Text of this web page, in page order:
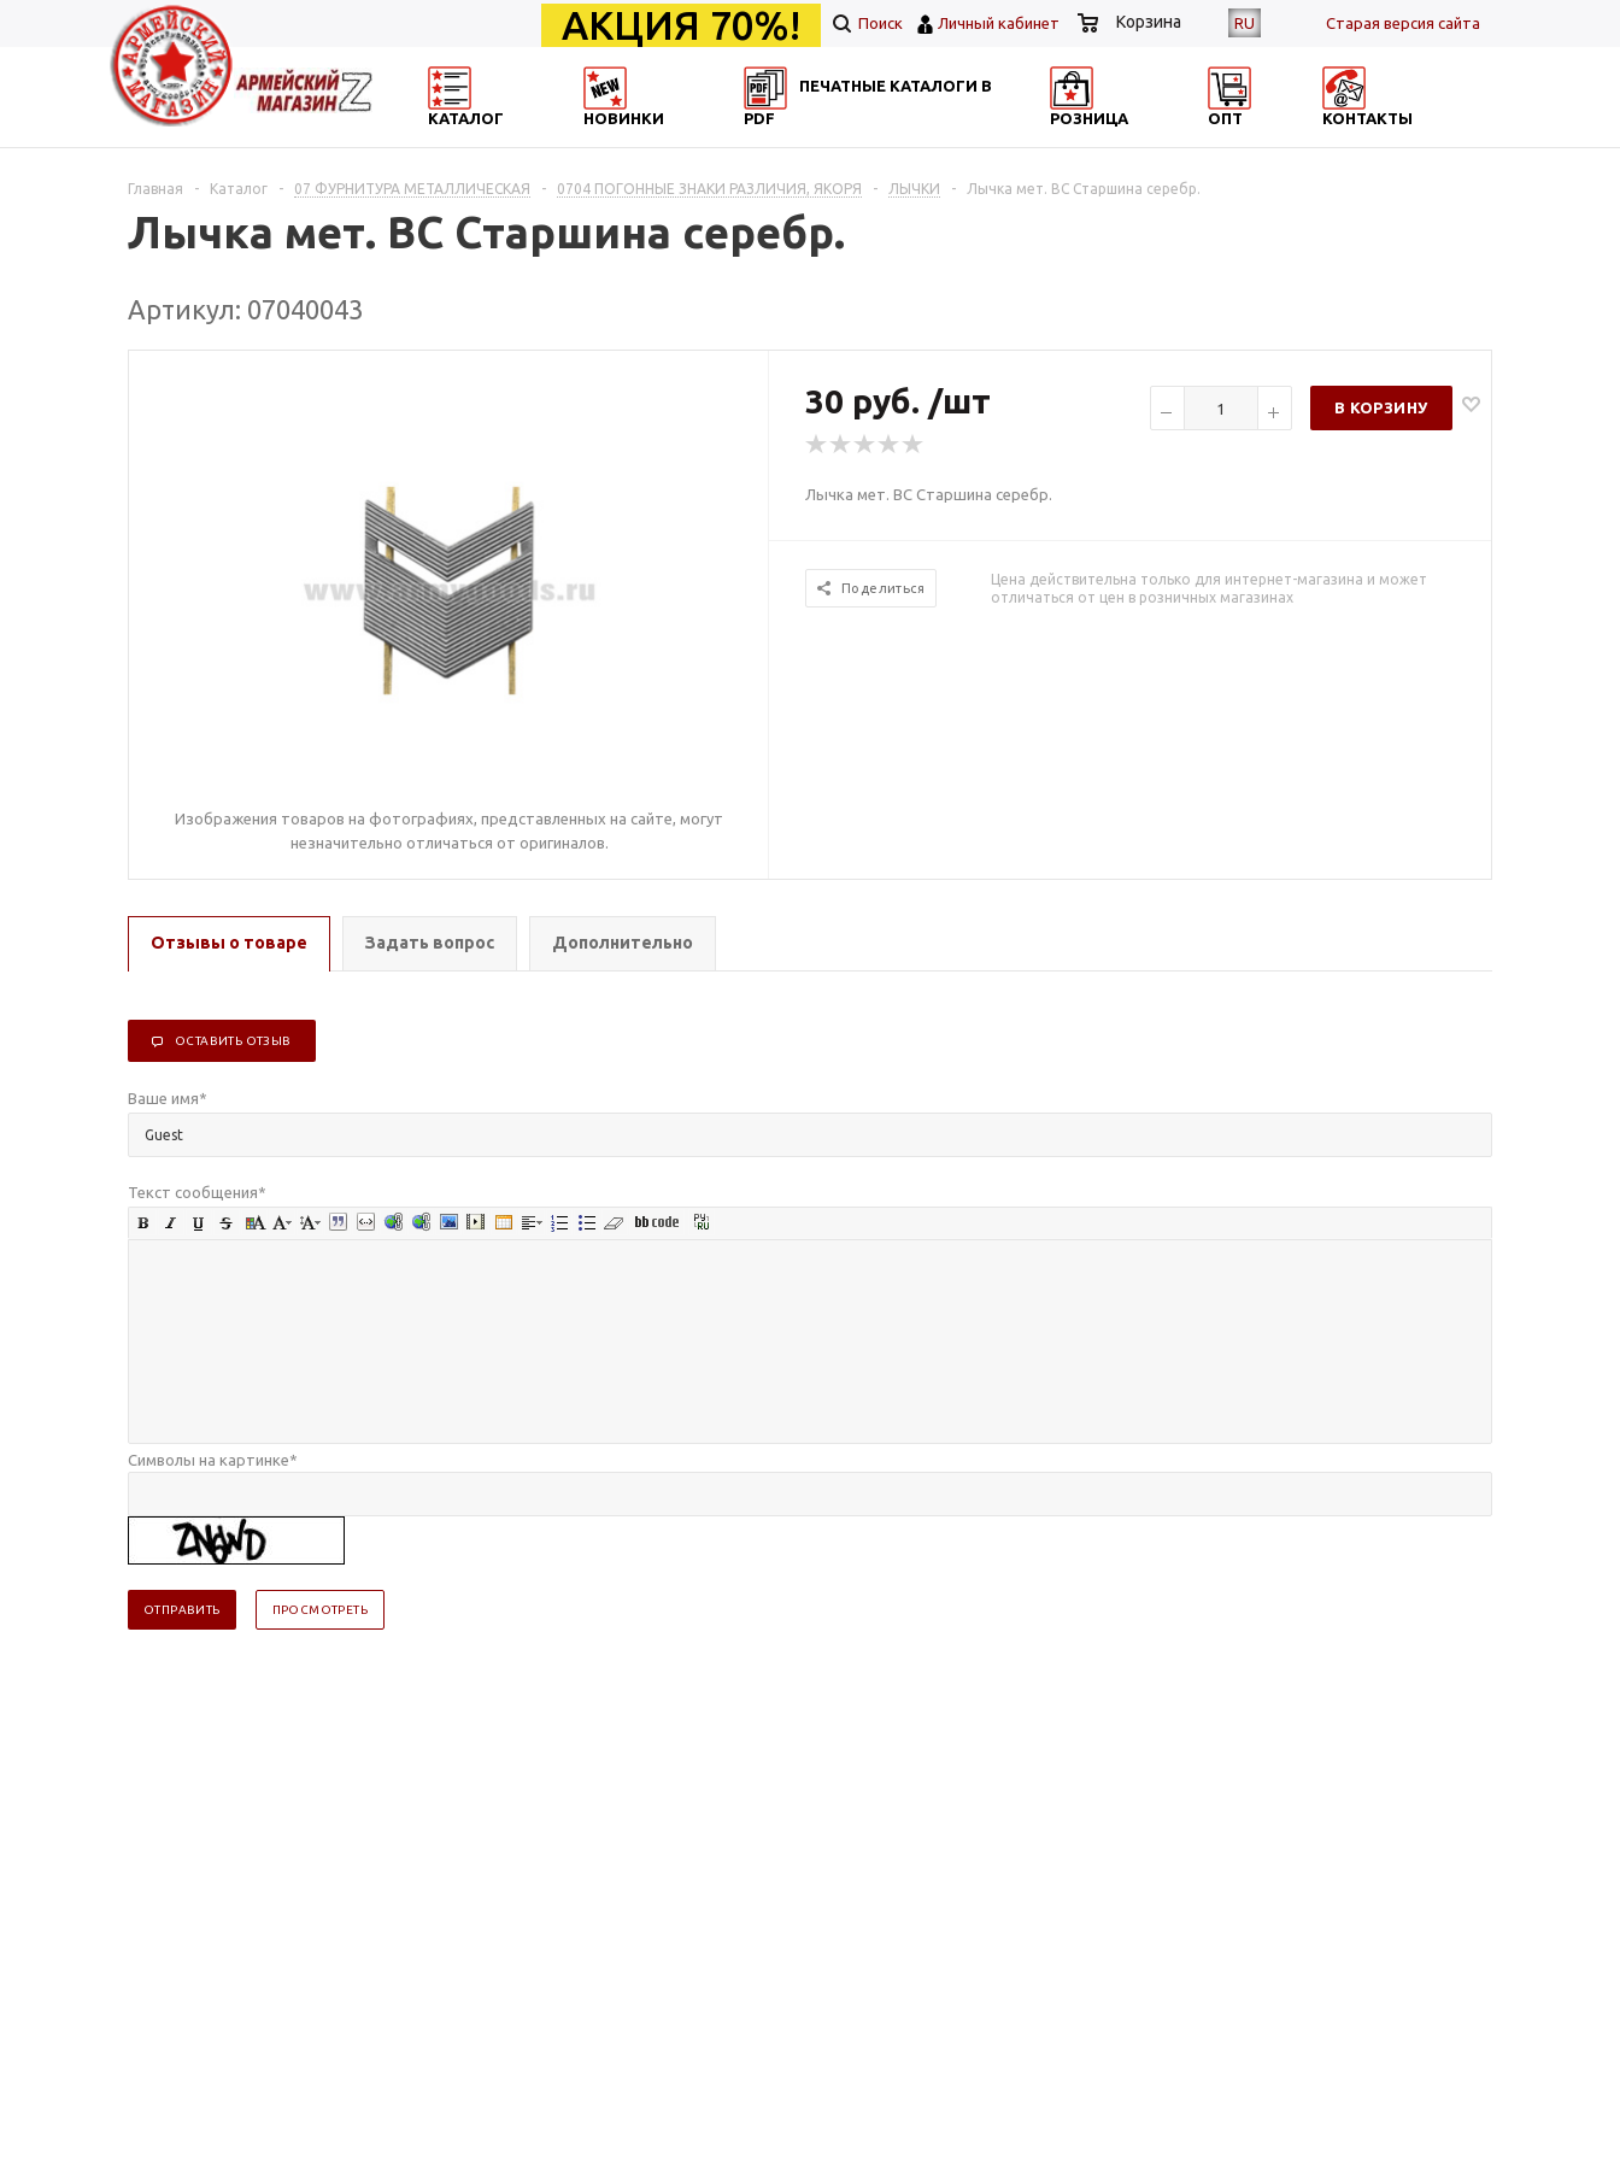
RU Cтарая версия сайта
АКЦИЯ 70%! Поиск Личный кабинет Корзина
КАТАЛОГ НОВИНКИ
ПЕЧАТНЫЕ КАТАЛОГИ В
PDF
РОЗНИЦА ОПТ КОНТАКТЫ
Главная - Каталог - 07 ФУРНИТУРА МЕТАЛЛИЧЕСКАЯ - 0704 ПОГОННЫЕ ЗНАКИ РАЗЛИЧИЯ, ЯКОРЯ - ЛЫЧКИ - Лычка мет. ВС Старшина серебр.
Лычка мет. ВС Старшина серебр.
Артикул: 07040043
Изображения товаров на фотографиях, представленных на сайте, могут
незначительно отличаться от оригиналов.
30 руб. /шт В КОРЗИНУ
Лычка мет. ВС Старшина серебр.
Поделиться
Цена действительна только для интернет-магазина и может
отличаться от цен в розничных магазинах
Отзывы о товаре Задать вопрос Дополнительно
ОСТАВИТЬ ОТЗЫВ
Ваше имя*
Текст сообщения*
Символы на картинке*